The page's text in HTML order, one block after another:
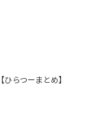
らつーまとめ】